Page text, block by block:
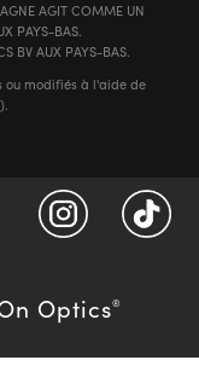
AGIT COMME UN
PAYS-BAS.
BV AUX PAYS-BAS.
ou modifiés à l'aide de
Optics®